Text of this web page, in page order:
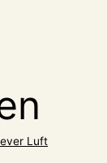
Luft